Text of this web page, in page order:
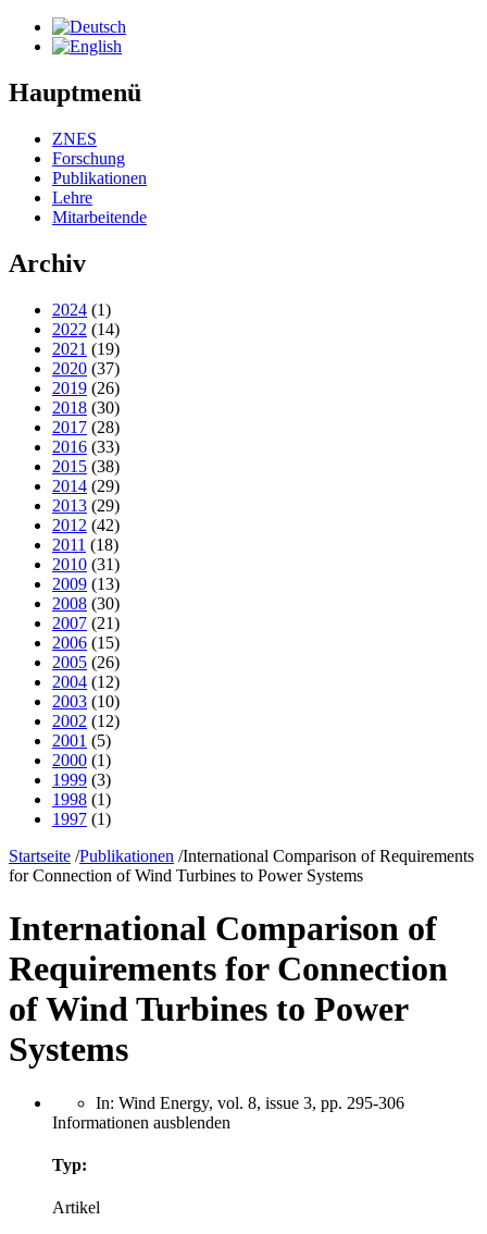
Hauptmenü
ZNES
Forschung
Publikationen
Lehre
Mitarbeitende
Archiv
2024 (1)
2022 (14)
2021 (19)
2020 (37)
2019 (26)
2018 (30)
2017 (28)
2016 (33)
2015 (38)
2014 (29)
2013 (29)
2012 (42)
2011 (18)
2010 (31)
2009 (13)
2008 (30)
2007 (21)
2006 (15)
2005 (26)
2004 (12)
2003 (10)
2002 (12)
2001 (5)
2000 (1)
1999 (3)
1998 (1)
1997 (1)
Startseite /Publikationen /International Comparison of Requirements
for Connection of Wind Turbines to Power Systems
International Comparison of
Requirements for Connection
of Wind Turbines to Power
Systems
In: Wind Energy, vol. 8, issue 3, pp. 295-306
Informationen ausblenden
Typ:
Artikel